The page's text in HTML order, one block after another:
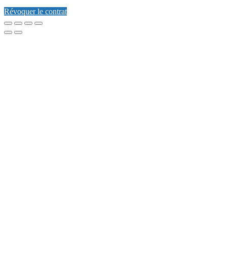
Révoquer le contrat